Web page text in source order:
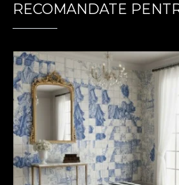
RECOMANDATE